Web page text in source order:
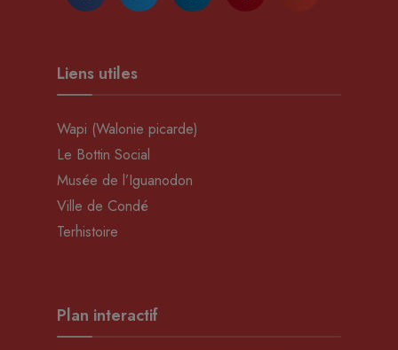
Liens utiles
Wapi (Walonie picarde)
Le Bottin Social
Musée de l’Iguanodon
Ville de Condé
Terhistoire
Plan interactif